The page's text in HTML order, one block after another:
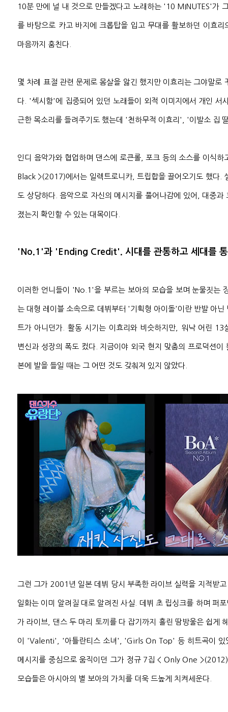
10분 만에 널 내 것으로 만들겠다고 노래하는 '10 MINUTES'가
를 바탕으로 카고 바지에 크롭탑을 입고 무대를 활보하던 이효리
마음까지 훔친다.
몇 차례 표절 관련 문제로 몸살을 앓긴 했지만 이효리는 그야말로
다. '섹시함'에 집중되어 있던 노래들이 외적 이미지에서 개인 서
근한 목소리를 들려주기도 했는데 '천하무적 이효리', '이발소 집
인디 음악가와 협업하며 댄스에 로큰롤, 포크 등의 소스를 이식
Black >(2017)에서는 일렉트로니카, 트립합을 끌어오기도 했다.
도 상당하다. 음악으로 자신의 메시지를 풀어나감에 있어, 대중과
졌는지 확인할 수 있는 대목이다.
'No.1'과 'Ending Credit'. 시대를 관통하고 세대를
이러한 언니들이 'No.1'을 부르는 보아의 모습을 보며 눈물짓는
는 대형 레이블 소속으로 데뷔부터 '기획형 아이돌'이란 반발 아닌
트가 아니던가. 활동 시기는 이효리와 비슷하지만, 워낙 어린 13
변신과 성장의 폭도 컸다. 지금이야 외국 현지 맞춤의 프로덕션이
본에 발을 들일 때는 그 어떤 것도 갖춰져 있지 않았다.
그런 그가 2001년 일본 데뷔 당시 부족한 라이브 실력을 지적받
일화는 이미 알려질 대로 알려진 사실. 데뷔 초 립싱크를 하며 퍼
가 라이브, 댄스 두 마리 토끼를 다 잡기까지 흘린 땀방울은 쉽게
이 'Valenti', '아틀란티스 소녀', 'Girls On Top' 등 히트곡이 있
메시지를 중심으로 움직이던 그가 정규 7집 < Only One
모습들은 아시아의 별 보아의 가치를 더욱 드높게 치켜세운다.